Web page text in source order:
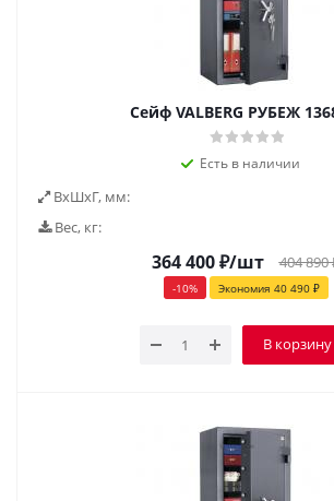
Сейф VALBERG РУБЕЖ
Есть в наличии
ВxШxГ, мм:
Вес, кг:
364 400₽/шт 404 890
-10% Экономия 40 490₽
В корзину